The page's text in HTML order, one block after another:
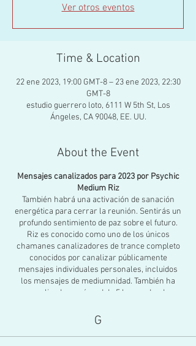
Ver otros eventos
Time & Location
22 ene 2023, 19:00 GMT-8 – 23 ene 2023, 22:30
GMT-8
estudio guerrero loto, 6111 W 5th St, Los
Ángeles, CA 90048, EE. UU.
About the Event
Mensajes canalizados para 2023 por Psychic
Medium Riz
También habrá una activación de sanación
energética para cerrar la reunión. Sentirás un
profundo sentimiento de paz sobre el futuro.
Riz es conocido como uno de los únicos
chamanes canalizadores de trance completo
conocidos por canalizar públicamente
mensajes individuales personales, incluidos
los mensajes de mediumnidad. También ha
canalizado un récord de 5 horas, dando
G